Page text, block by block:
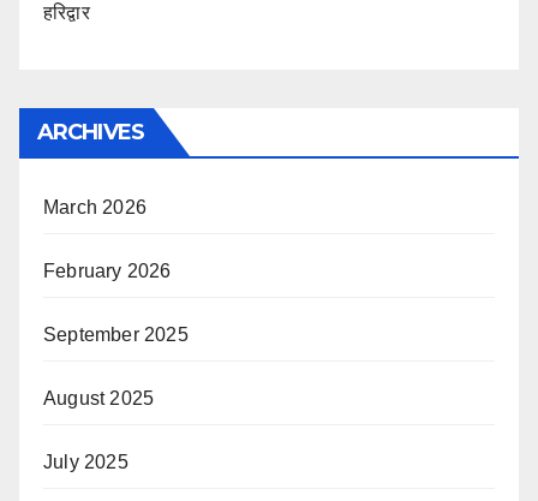
हरिद्वार
ARCHIVES
March 2026
February 2026
September 2025
August 2025
July 2025